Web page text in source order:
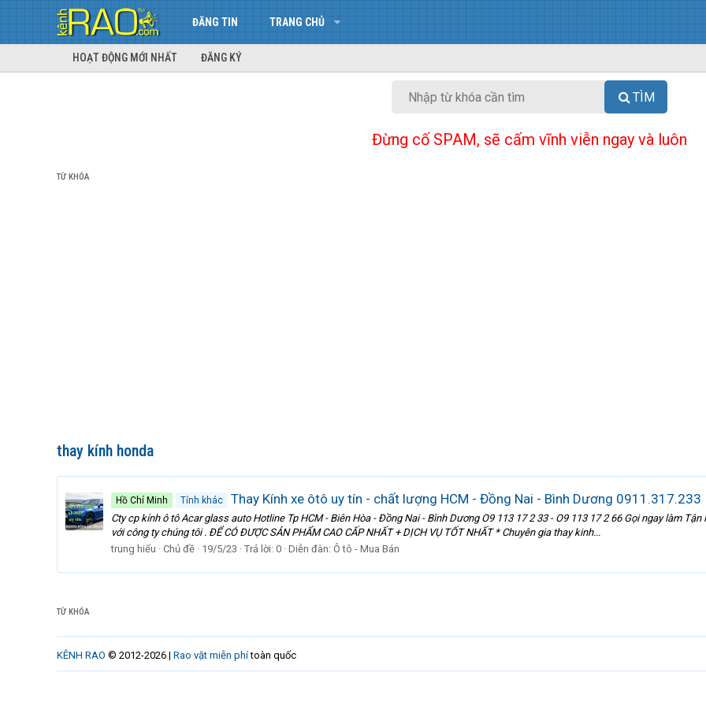
ĐĂNG TIN TRANG CHỦ
HOẠT ĐỘNG MỚI NHẤT ĐĂNG KÝ
TÌM
Đừng cố SPAM, sẽ cấm vĩnh viễn ngay và luôn
TỪ KHÓA
thay kính honda
Hồ Chí Minh Tỉnh khác Thay Kính xe ôtô uy tín - chất lượng HCM - Đồng Nai - Bình Dương 0911.317.233
Cty cp kính ô tô Acar glass auto Hotline Tp HCM - Biên Hòa - Đồng Nai - Bình Dương O9 113 17 2 33 - O9 113 17 2 66 Gọi ngay làm
với công ty chúng tôi . ĐỂ CÓ ĐƯỢC SẢN PHẨM CAO CẤP NHẤT + DỊCH VỤ TỐT NHẤT * Chuyên gia thay kinh...
trung hiếu
Chủ đề 19/5/23 Trả lời: 0 Diễn đàn: Ô tô - Mua Bán
TỪ KHÓA
KÊNH RAO © 2012-2026 | Rao vặt miễn phítoàn quốc